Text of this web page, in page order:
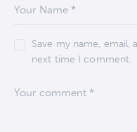
Save my name, email,
next time I comment.